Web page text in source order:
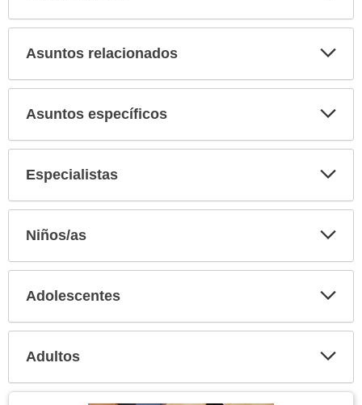
Asuntos relacionados
Asuntos específicos
Especialistas
Niños/as
Adolescentes
Adultos